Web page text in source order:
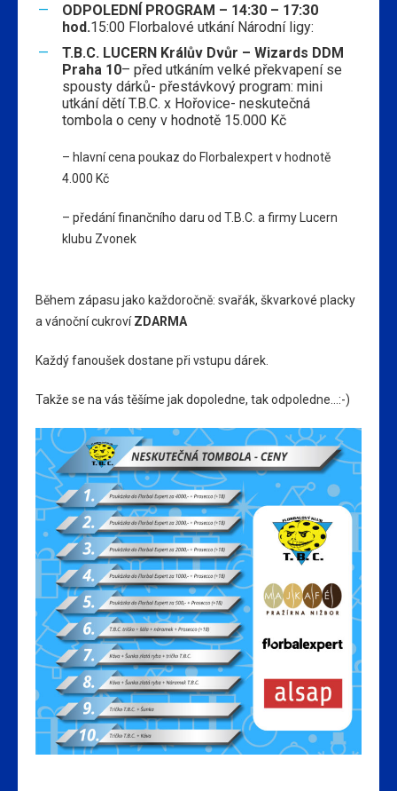
ODPOLEDNÍ PROGRAM – 14:30 – 17:30
hod.15:00 Florbalové utkání Národní ligy:
T.B.C. LUCERN Králův Dvůr – Wizards DDM
Praha 10– před utkáním velké překvapení se
spousty dárků- přestávkový program: mini
utkání dětí T.B.C. x Hořovice- neskutečná
tombola o ceny v hodnotě 15.000 Kč
– hlavní cena poukaz do Florbalexpert v hodnotě
4.000 Kč
– předání finančního daru od T.B.C. a firmy Lucern
klubu Zvonek
Během zápasu jako každoročně: svařák, škvarkové placky
a vánoční cukrovíZDARMA
Každý fanoušek dostane při vstupu dárek.
Takže se na vás těšíme jak dopoledne, tak odpoledne…:-)